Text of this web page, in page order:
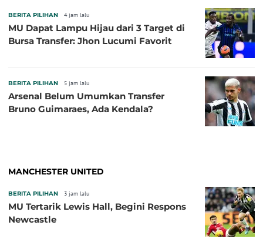
BERITA PILIHAN 4 jam lalu
MU Dapat Lampu Hijau dari 3 Target di
Bursa Transfer: Jhon Lucumi Favorit
BERITA PILIHAN 5 jam lalu
Arsenal Belum Umumkan Transfer
Bruno Guimaraes, Ada Kendala?
MANCHESTER UNITED
BERITA PILIHAN 3 jam lalu
MU Tertarik Lewis Hall, Begini Respons
Newcastle